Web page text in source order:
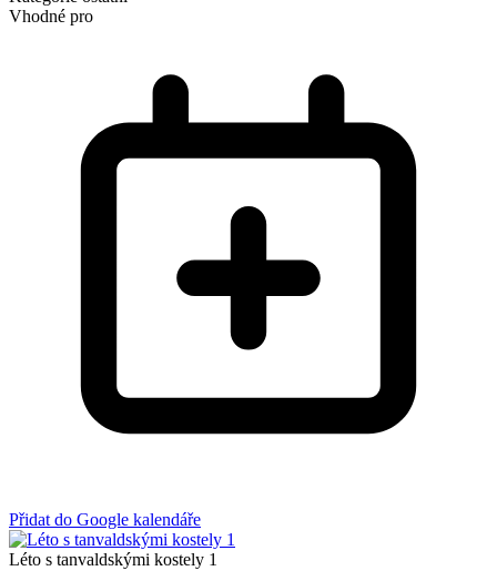
Vhodné pro
Přidat do Google kalendáře
Léto s tanvaldskými kostely 1